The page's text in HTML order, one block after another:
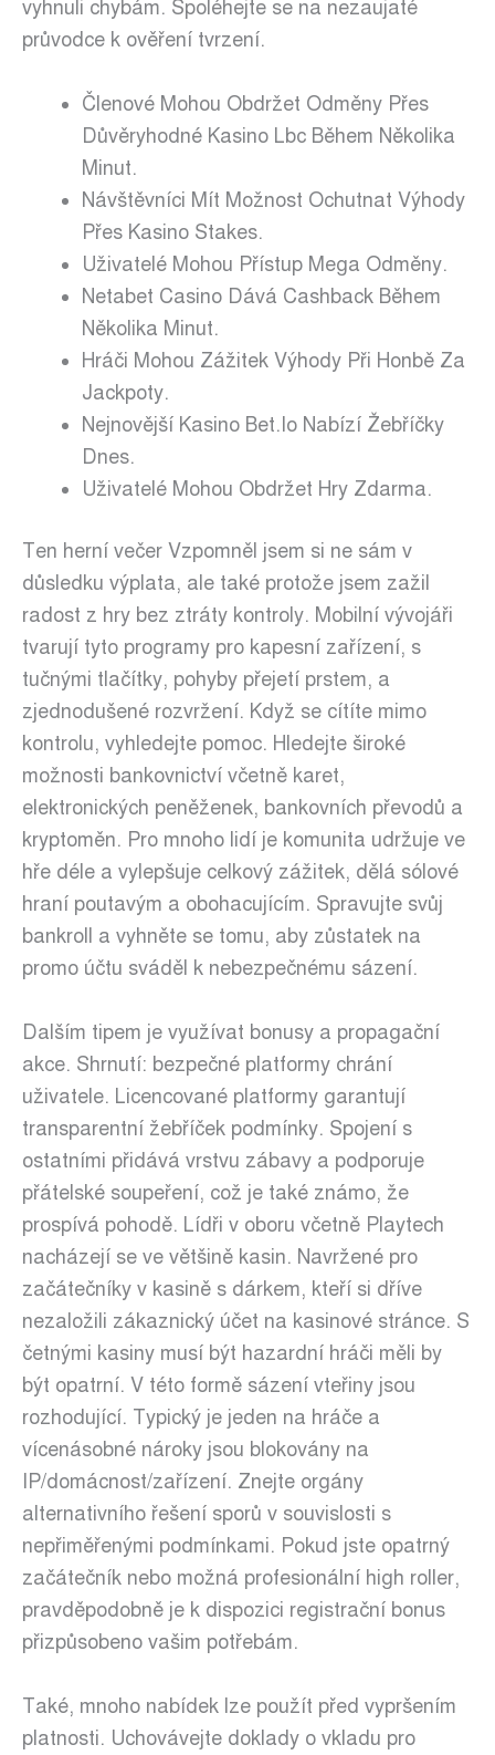
vyhnuli chybám. Spoléhejte se na nezaujaté
průvodce k ověření tvrzení.
Členové Mohou Obdržet Odměny Přes
Důvěryhodné Kasino Lbc Během Několika
Minut.
Návštěvníci Mít Možnost Ochutnat Výhody
Přes Kasino Stakes.
Uživatelé Mohou Přístup Mega Odměny.
Netabet Casino Dává Cashback Během
Několika Minut.
Hráči Mohou Zážitek Výhody Při Honbě Za
Jackpoty.
Nejnovější Kasino Bet.Io Nabízí Žebříčky
Dnes.
Uživatelé Mohou Obdržet Hry Zdarma.
Ten herní večer Vzpomněl jsem si ne sám v
důsledku výplata, ale také protože jsem zažil
radost z hry bez ztráty kontroly. Mobilní vývojáři
tvarují tyto programy pro kapesní zařízení, s
tučnými tlačítky, pohyby přejetí prstem, a
zjednodušené rozvržení. Když se cítíte mimo
kontrolu, vyhledejte pomoc. Hledejte široké
možnosti bankovnictví včetně karet,
elektronických peněženek, bankovních převodů a
kryptoměn. Pro mnoho lidí je komunita udržuje ve
hře déle a vylepšuje celkový zážitek, dělá sólové
hraní poutavým a obohacujícím. Spravujte svůj
bankroll a vyhněte se tomu, aby zůstatek na
promo účtu sváděl k nebezpečnému sázení.
Dalším tipem je využívat bonusy a propagační
akce. Shrnutí: bezpečné platformy chrání
uživatele. Licencované platformy garantují
transparentní žebříček podmínky. Spojení s
ostatními přidává vrstvu zábavy a podporuje
přátelské soupeření, což je také známo, že
prospívá pohodě. Lídři v oboru včetně Playtech
nacházejí se ve většině kasin. Navržené pro
začátečníky v kasině s dárkem, kteří si dříve
nezaložili zákaznický účet na kasinové stránce. S
četnými kasiny musí být hazardní hráči měli by
být opatrní. V této formě sázení vteřiny jsou
rozhodující. Typický je jeden na hráče a
vícenásobné nároky jsou blokovány na
IP/domácnost/zařízení. Znejte orgány
alternativního řešení sporů v souvislosti s
nepřiměřenými podmínkami. Pokud jste opatrný
začátečník nebo možná profesionální high roller,
pravděpodobně je k dispozici registrační bonus
přizpůsobeno vašim potřebám.
Také, mnoho nabídek lze použít před vypršením
platnosti. Uchovávejte doklady o vkladu pro